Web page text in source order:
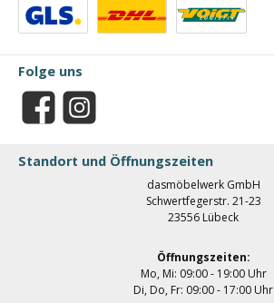
Folge uns
Facebook Instagram
Standort und Öffnungszeiten
dasmöbelwerk GmbH
Schwertfegerstr. 21-23
23556 Lübeck
Öffnungszeiten:
Mo, Mi: 09:00 - 19:00 Uhr
Di, Do, Fr: 09:00 - 17:00 Uhr